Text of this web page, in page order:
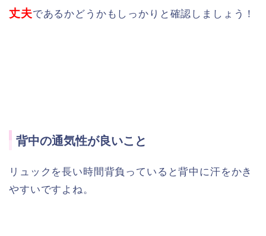
丈夫であるかどうかもしっかりと確認しましょう！
背中の通気性が良いこと
リュックを長い時間背負っていると背中に汗をかき
やすいですよね。